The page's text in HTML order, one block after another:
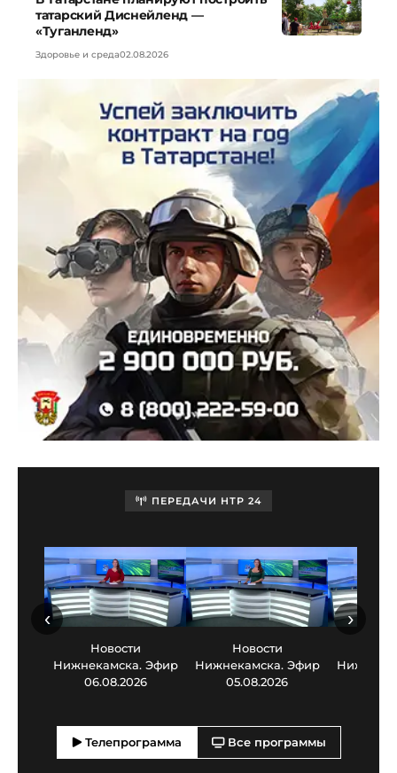
татарский Диснейленд —
«Туганленд»
Здоровье и среда02.08.2026
ПЕРЕДАЧИ НТР 24
Новости
Нижнекамска. Эфир
06.08.2026
Новости
Нижнекамска. Эфир
05.08.2026
‹ ›
Телепрограмма Все программы